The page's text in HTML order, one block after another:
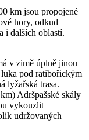
km jsou propojené
hory, odkud
i dalších oblastí.
v zimě úplně jinou
pod ratibořickým
lyžařská trasa.
Adršpašské skály
vykouzlit
udržovaných